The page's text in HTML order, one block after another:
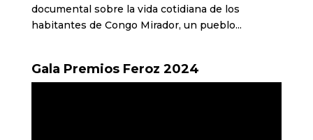
documental sobre la vida cotidiana de los
habitantes de Congo Mirador, un pueblo...
Gala Premios Feroz 2024